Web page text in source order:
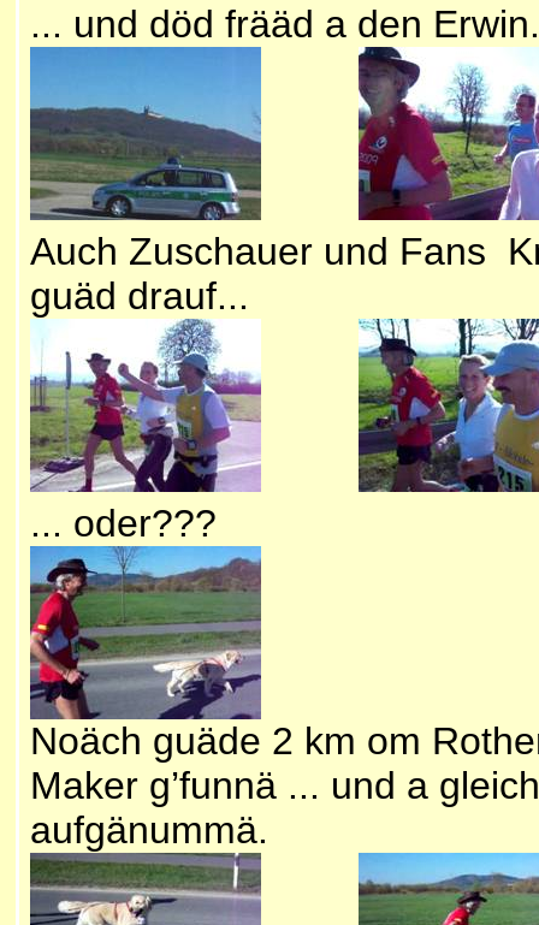
... und död frääd a den
Auch Zuschauer und Fans
guäd drauf...
... oder???
Noäch guäde 2 km om
Maker g’funnä ... und a
aufgänummä.